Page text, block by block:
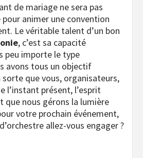
de mariage ne sera pas
animer une convention
Le véritable talent d’un bon
, c’est sa capacité
peu importe le type
avons tous un objectif
que vous, organisateurs,
l’instant présent, l’esprit
que nous gérons la lumière
votre prochain événement,
allez-vous engager ?